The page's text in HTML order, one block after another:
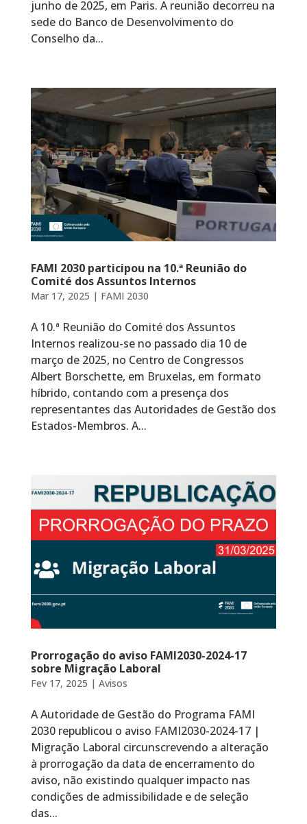
junho de 2025, em Paris. A reunião decorreu na
sede do Banco de Desenvolvimento do
Conselho da...
FAMI 2030 participou na 10.ª Reunião do
Comité dos Assuntos Internos
Mar 17, 2025 | FAMI 2030
A 10.ª Reunião do Comité dos Assuntos
Internos realizou-se no passado dia 10 de
março de 2025, no Centro de Congressos
Albert Borschette, em Bruxelas, em formato
híbrido, contando com a presença dos
representantes das Autoridades de Gestão dos
Estados-Membros. A...
Prorrogação do aviso FAMI2030-2024-17
sobre Migração Laboral
Fev 17, 2025 | Avisos
A Autoridade de Gestão do Programa FAMI
2030 republicou o aviso FAMI2030-2024-17 |
Migração Laboral circunscrevendo a alteração
à prorrogação da data de encerramento do
aviso, não existindo qualquer impacto nas
condições de admissibilidade e de seleção
das...